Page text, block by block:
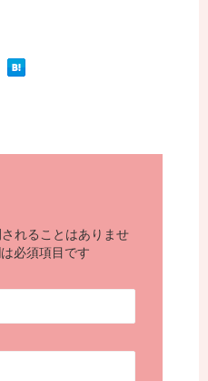
れることはありませ
必須項目です